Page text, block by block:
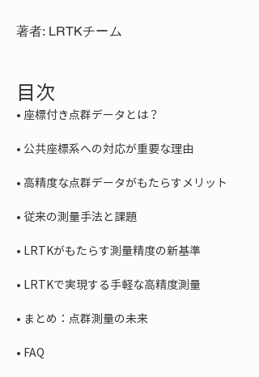
著者: LRTKチーム
目次
•
•
•
•
•
•
•
• FAQ